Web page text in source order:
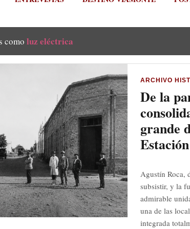
como luz eléctrica
ARCHIVO
De la
grande
Agustín Roca,
subsistir, y la
admirable
una de las
integrada